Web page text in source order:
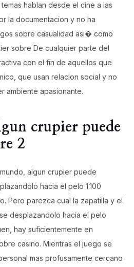
hablan desde el cine a las
la documentacion y no ha
sobre casualidad asi� como
sobre De cualquier parte del
con el fin de aquellos que
que usan relacion social y no
ambiente apasionante.
crupier puede
2
algun crupier puede
hacia el pelo 1.100
Pero parezca cual la zapatilla y el
desplazandolo hacia el pelo
hay suficientemente en
casino. Mientras el juego se
mas profusamente cercano